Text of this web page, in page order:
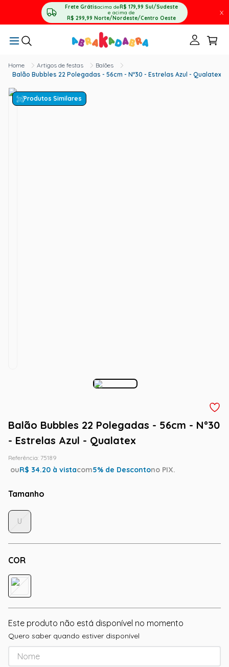
Frete Grátisacima deR$ 179,99 Sul/Sudeste
e acima de
R$ 299,99 Norte/Nordeste/Centro Oeste
X
Artigos de festas
Balões
Balão Bubbles 22 Polegadas - 56cm - Nº30 - Estrelas Azul - Qualatex
Produtos Similares
Balão Bubbles 22 Polegadas - 56cm - Nº30
- Estrelas Azul - Qualatex
Referência: 75189
ouR$ 34.20 à vistacom5% de Descontono PIX.
Tamanho
COR
U
Este produto não está disponível no momento
Quero saber quando estiver disponível